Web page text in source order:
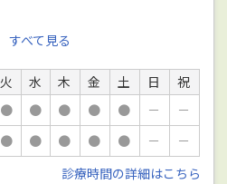
すべて見る
火 水 木 金 土 日
祝
● ● ● ● ● －
－
● ● ● ● ● －
－
診療時間の詳細はこちら